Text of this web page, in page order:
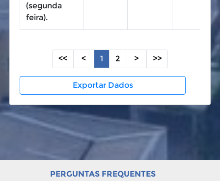
(segunda
feira).
<< < 1 2 > >>
Exportar Dados
PERGUNTAS FREQUENTES